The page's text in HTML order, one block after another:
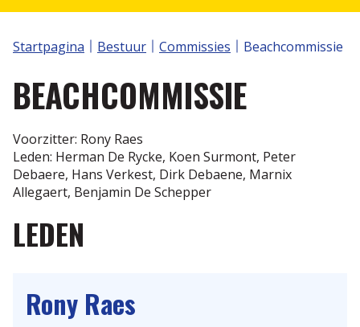
Annorama
Volleytoer
Selectiewerking
Recreatie
Reglementen
Scheidsrechters
Internationale spelregels IVS
Statuut van de Scheidsrechter
Startpagina Bestuur Commissies Beachcommissie
BEACHCOMMISSIE
Voorzitter: Rony Raes
Leden: Herman De Rycke, Koen Surmont, Peter
Debaere, Hans Verkest, Dirk Debaene, Marnix
Allegaert, Benjamin De Schepper
LEDEN
Rony Raes